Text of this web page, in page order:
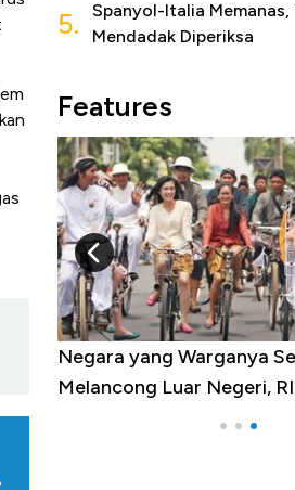
5.
Spanyol-Italia Memanas,
Mendadak Diperiksa
Features
Negara yang Warganya
Melancong Luar Negeri,